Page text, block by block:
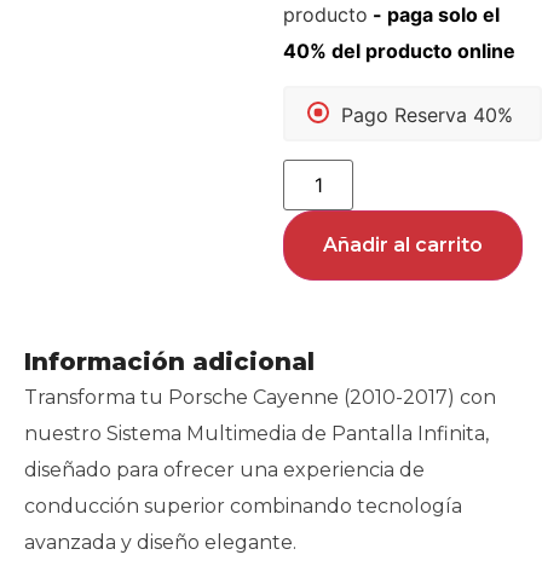
producto
Pago Reserva 40%
Añadir al carrito
Información adicional
Transforma tu Porsche Cayenne (2010-2017) con
nuestro Sistema Multimedia de Pantalla Infinita,
diseñado para ofrecer una experiencia de
conducción superior combinando tecnología
avanzada y diseño elegante.